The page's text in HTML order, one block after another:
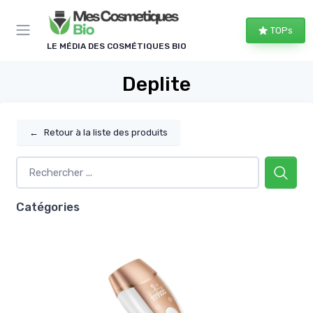
LE MÉDIA DES COSMÉTIQUES BIO
TOPs
Deplite
← Retour à la liste des produits
Catégories
Panneau de gestion des cookies